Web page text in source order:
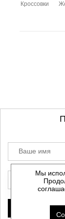
Кроссовки
©
Данный
Мы
Ваше имя